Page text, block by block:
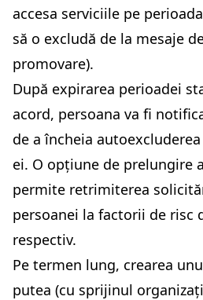
accesa serviciile pe
să o excludă de la mesaje
promovare).
După expirarea perioadei
acord, persoana va fi
de a încheia
ei. O opțiune de prelungire
permite retrimiterea
persoanei la factorii de risc
respectiv.
Pe termen lung, crearea
putea (cu sprijinul